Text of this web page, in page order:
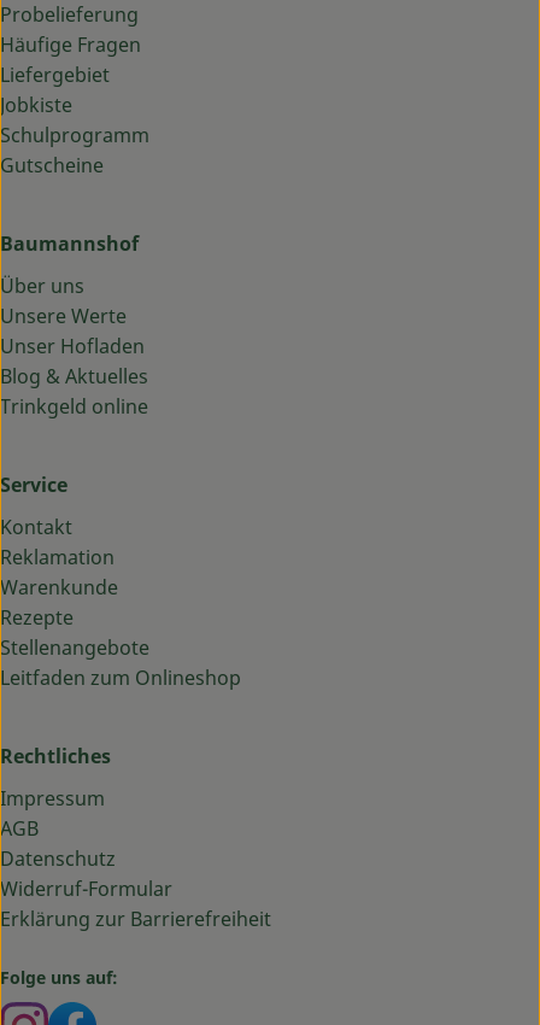
Probelieferung
Häufige Fragen
Liefergebiet
Jobkiste
Schulprogramm
Gutscheine
Baumannshof
Über uns
Unsere Werte
Unser Hofladen
Blog & Aktuelles
Trinkgeld online
Service
Kontakt
Reklamation
Warenkunde
Rezepte
Stellenangebote
Leitfaden zum Onlineshop
Rechtliches
Impressum
AGB
Datenschutz
Widerruf-Formular
Erklärung zur Barrierefreiheit
Folge uns auf:
Externer Link zu https://www.instagram.com/
Externer Link zu https://www.facebook.com/